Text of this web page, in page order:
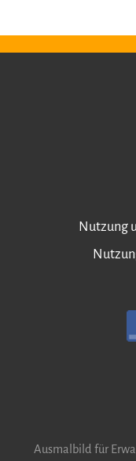
Nutzung
Ausmalbild für